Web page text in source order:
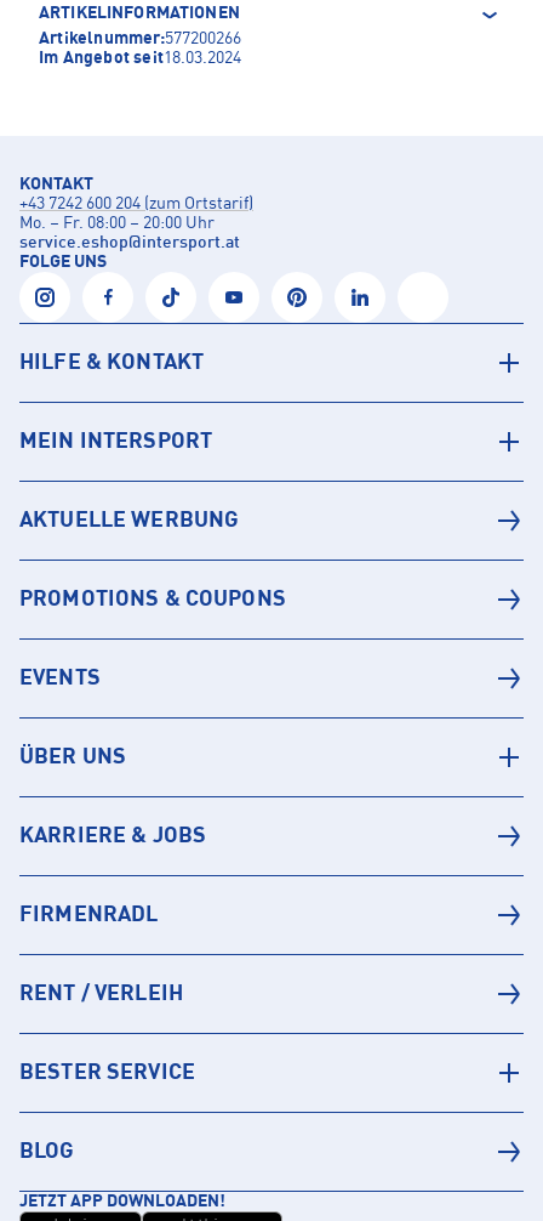
ARTIKELINFORMATIONEN
Artikelnummer:577200266
Im Angebot seit18.03.2024
KONTAKT
+43 7242 600 204 (zum Ortstarif)
Mo. – Fr. 08:00 – 20:00 Uhr
service.eshop@intersport.at
FOLGE UNS
HILFE & KONTAKT
MEIN INTERSPORT
AKTUELLE WERBUNG
PROMOTIONS & COUPONS
EVENTS
ÜBER UNS
KARRIERE & JOBS
FIRMENRADL
RENT / VERLEIH
BESTER SERVICE
BLOG
JETZT APP DOWNLOADEN!